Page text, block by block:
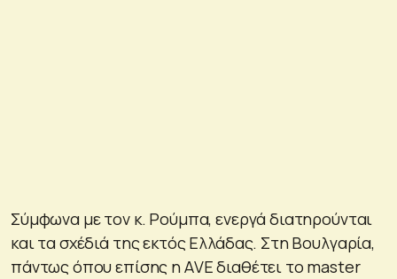
Σύμφωνα με τον κ. Ρούμπα, ενεργά διατηρούνται
και τα σχέδιά της εκτός Ελλάδας. Στη Βουλγαρία,
πάντως όπου επίσης η ΑVE διαθέτει το master